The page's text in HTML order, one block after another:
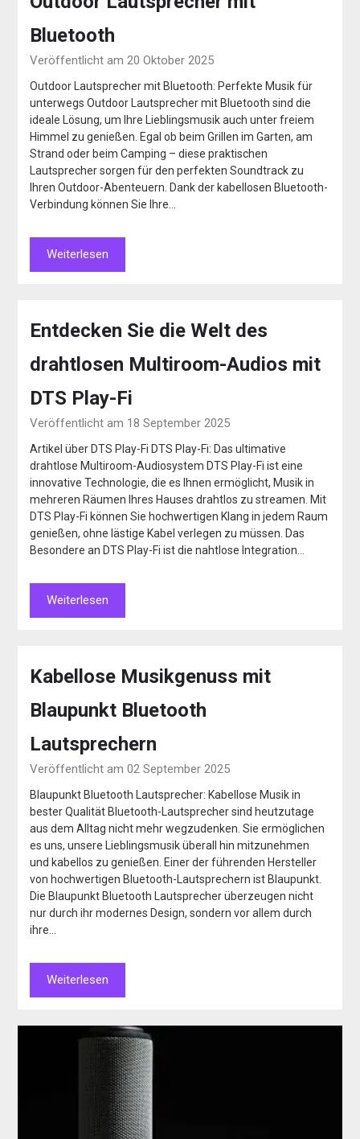
Bluetooth
Veröffentlicht am 20 Oktober 2025
Outdoor Lautsprecher mit Bluetooth: Perfekte Musik für
unterwegs Outdoor Lautsprecher mit Bluetooth sind die
ideale Lösung, um Ihre Lieblingsmusik auch unter freiem
Himmel zu genießen. Egal ob beim Grillen im Garten, am
Strand oder beim Camping – diese praktischen
Lautsprecher sorgen für den perfekten Soundtrack zu
Ihren Outdoor-Abenteuern. Dank der kabellosen Bluetooth-
Verbindung können Sie Ihre…
Weiterlesen
Entdecken Sie die Welt des
drahtlosen Multiroom-Audios mit
DTS Play-Fi
Veröffentlicht am 18 September 2025
Artikel über DTS Play-Fi DTS Play-Fi: Das ultimative
drahtlose Multiroom-Audiosystem DTS Play-Fi ist eine
innovative Technologie, die es Ihnen ermöglicht, Musik in
mehreren Räumen Ihres Hauses drahtlos zu streamen. Mit
DTS Play-Fi können Sie hochwertigen Klang in jedem Raum
genießen, ohne lästige Kabel verlegen zu müssen. Das
Besondere an DTS Play-Fi ist die nahtlose Integration…
Weiterlesen
Kabellose Musikgenuss mit
Blaupunkt Bluetooth
Lautsprechern
Veröffentlicht am 02 September 2025
Blaupunkt Bluetooth Lautsprecher: Kabellose Musik in
bester Qualität Bluetooth-Lautsprecher sind heutzutage
aus dem Alltag nicht mehr wegzudenken. Sie ermöglichen
es uns, unsere Lieblingsmusik überall hin mitzunehmen
und kabellos zu genießen. Einer der führenden Hersteller
von hochwertigen Bluetooth-Lautsprechern ist Blaupunkt.
Die Blaupunkt Bluetooth Lautsprecher überzeugen nicht
nur durch ihr modernes Design, sondern vor allem durch
ihre…
Weiterlesen